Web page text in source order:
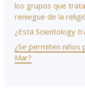
los grupos que
reniegue de la
¿Está Scientology
¿Se permiten niños
Mar?